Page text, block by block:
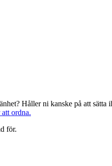
Håller ni kanske på att
ordna.
för.